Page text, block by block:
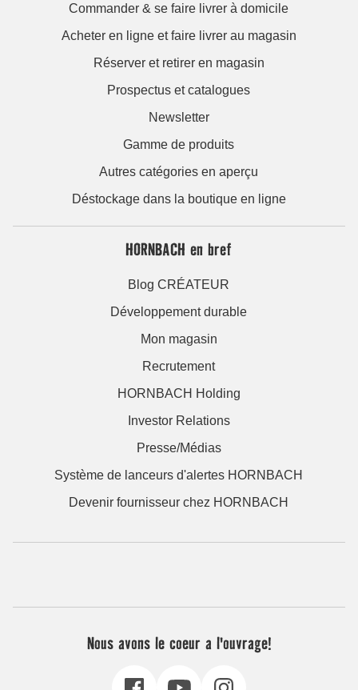
Commander & se faire livrer à domicile
Acheter en ligne et faire livrer au magasin
Réserver et retirer en magasin
Prospectus et catalogues
Newsletter
Gamme de produits
Autres catégories en aperçu
Déstockage dans la boutique en ligne
HORNBACH en bref
Blog CRÉATEUR
Développement durable
Mon magasin
Recrutement
HORNBACH Holding
Investor Relations
Presse/Médias
Système de lanceurs d'alertes HORNBACH
Devenir fournisseur chez HORNBACH
Nous avons le coeur a l'ouvrage!